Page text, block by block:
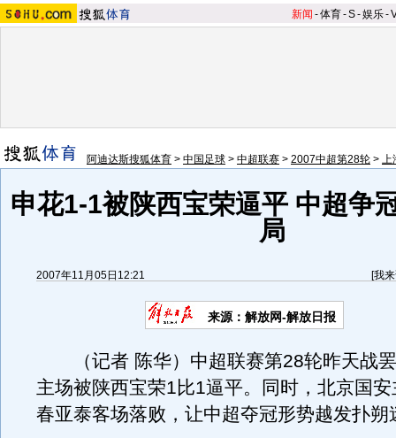
新闻 -体育-S-娱乐-
阿迪达斯搜狐体育 > 中国足球 > 中超联赛 > 2007中超第28轮 > 上
申花1-1被陕西宝荣逼平 中超争
局
2007年11月05日12:21 [我
来源：解放网-解放日报
（记者 陈华）中超联赛第28轮昨天战
主场被陕西宝荣1比1逼平。同时，北京国
春亚泰客场落败，让中超夺冠形势越发扑朔